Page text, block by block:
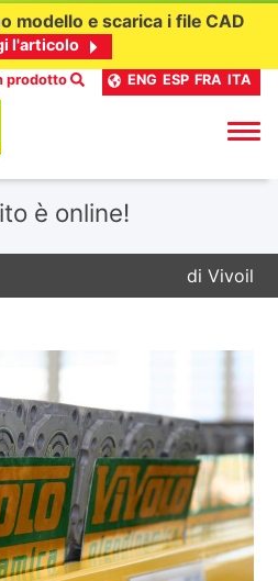
modello e scarica i file CAD
l'articolo
prodotto ENG ESP FRA ITA
è online!
di Vivoil